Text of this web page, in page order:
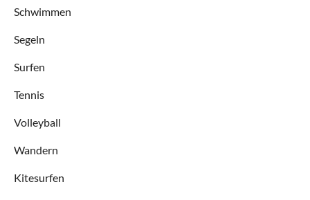
Schwimmen
Segeln
Surfen
Tennis
Volleyball
Wandern
Kitesurfen